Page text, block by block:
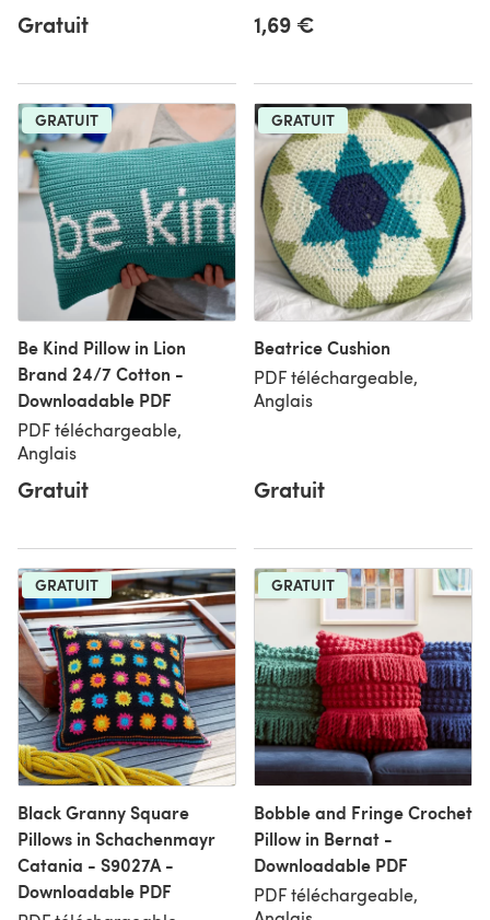
Gratuit 1,69 €
GRATUIT
Be Kind Pillow in Lion
Brand 24/7 Cotton -
Downloadable PDF
PDF téléchargeable,
Anglais
Gratuit
GRATUIT
Beatrice Cushion
PDF téléchargeable,
Anglais
Gratuit
GRATUIT
Black Granny Square
Pillows in Schachenmayr
Catania - S9027A -
Downloadable PDF
GRATUIT
Bobble and Fringe Crochet
Pillow in Bernat -
Downloadable PDF
PDF téléchargeable,